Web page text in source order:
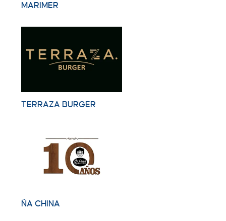
MARIMER
TERRAZA BURGER
ÑA CHINA